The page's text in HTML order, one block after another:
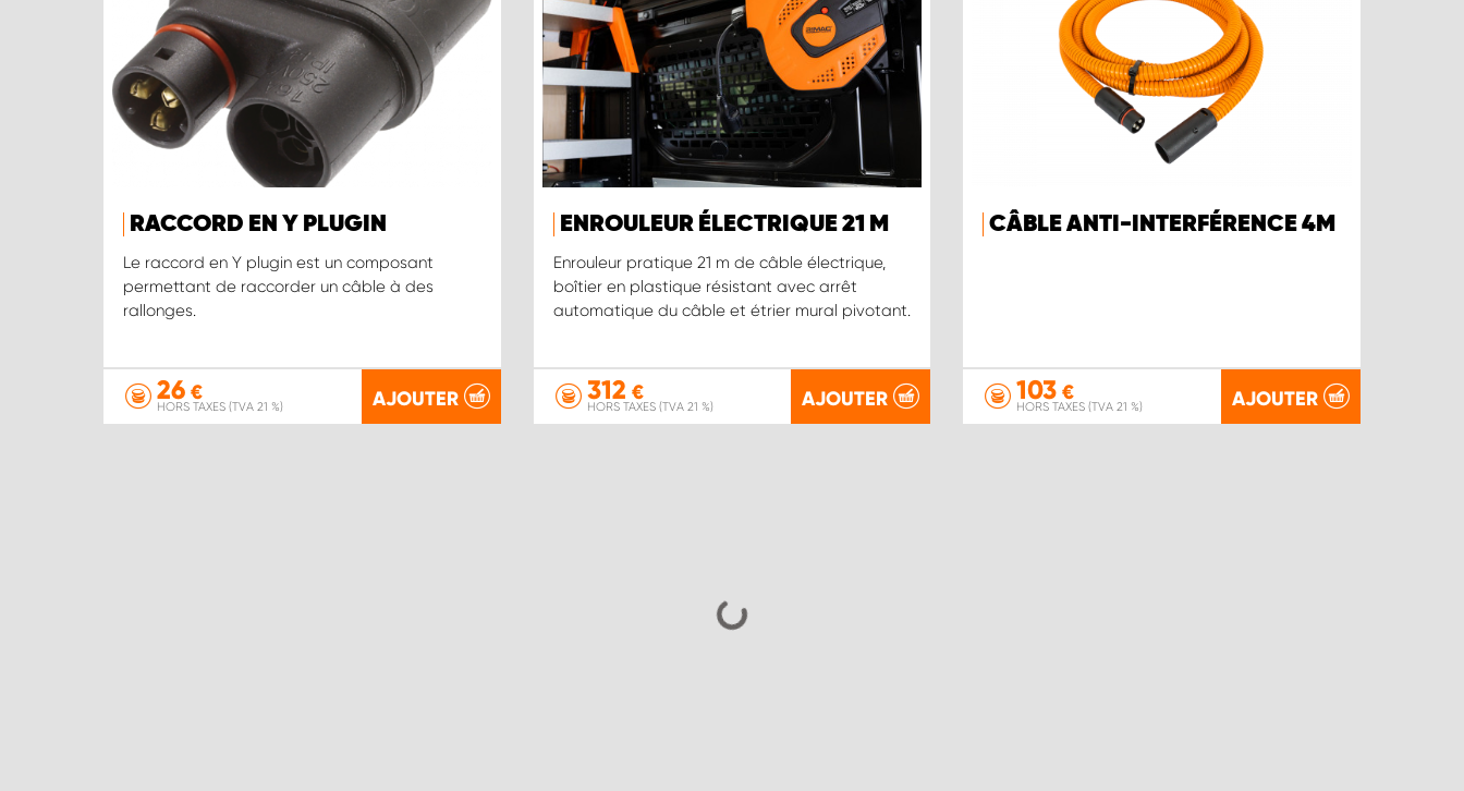
RACCORD EN Y PLUGIN
Le raccord en Y plugin est un composant
permettant de raccorder un câble à des
rallonges.
26 €
HORS TAXES (TVA 21 %) AJOUTER
ENROULEUR ÉLECTRIQUE 21 M
Enrouleur pratique 21 m de câble électrique,
boîtier en plastique résistant avec arrêt
automatique du câble et étrier mural pivotant.
312 €
HORS TAXES (TVA 21 %) AJOUTER
CÂBLE ANTI-INTERFÉRENCE 4M
103 €
HORS TAXES (TVA 21 %) AJOUTER